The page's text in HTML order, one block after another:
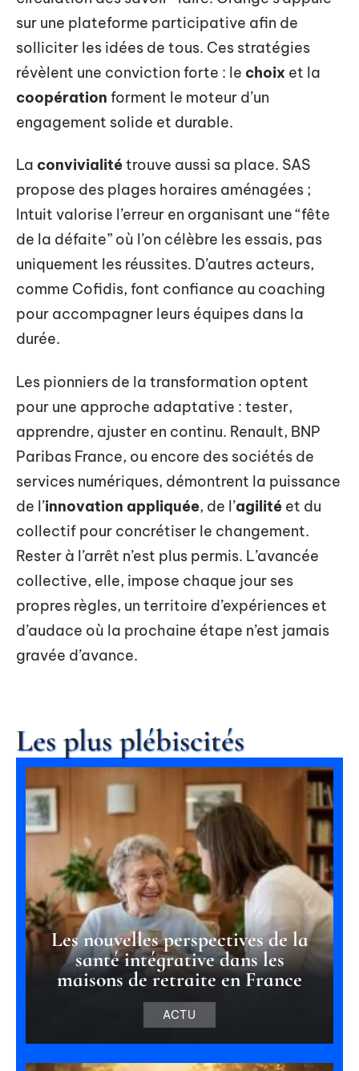
sur une plateforme participative afin de
solliciter les idées de tous. Ces stratégies
révèlent une conviction forte : le choix et la
coopération forment le moteur d’un
engagement solide et durable.
La convivialitétrouve aussi sa place. SAS
propose des plages horaires aménagées ;
Intuit valorise l’erreur en organisant une “fête
de la défaite” où l’on célèbre les essais, pas
uniquement les réussites. D’autres acteurs,
comme Cofidis, font confiance au coaching
pour accompagner leurs équipes dans la
durée.
Les pionniers de la transformation optent
pour une approche adaptative : tester,
apprendre, ajuster en continu. Renault, BNP
Paribas France, ou encore des sociétés de
services numériques, démontrent la puissance
de l’innovation appliquée, de l’agilité et du
collectif pour concrétiser le changement.
Rester à l’arrêt n’est plus permis. L’avancée
collective, elle, impose chaque jour ses
propres règles, un territoire d’expériences et
d’audace où la prochaine étape n’est jamais
gravée d’avance.
Les plus plébiscités
Les nouvelles perspectives de la
santé intégrative dans les
maisons de retraite en France
ACTU